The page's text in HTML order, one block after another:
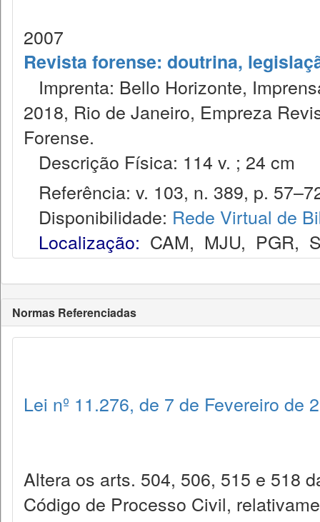
2007
Revista forense: doutrina,
Imprenta: Bello Horizonte,
2018, Rio de Janeiro, Empreza
Forense.
Descrição Física: 114 v. ; 24 cm
Referência: v. 103, n. 389, p.
Disponibilidade: Rede Virtual de
Localização: CAM, MJU, PGR,
Normas Referenciadas
Lei nº 11.276, de 7 de Fevereiro de
Altera os arts. 504, 506, 515 e 518
Código de Processo Civil,